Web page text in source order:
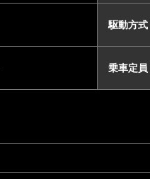
駆動方式
乗車定員